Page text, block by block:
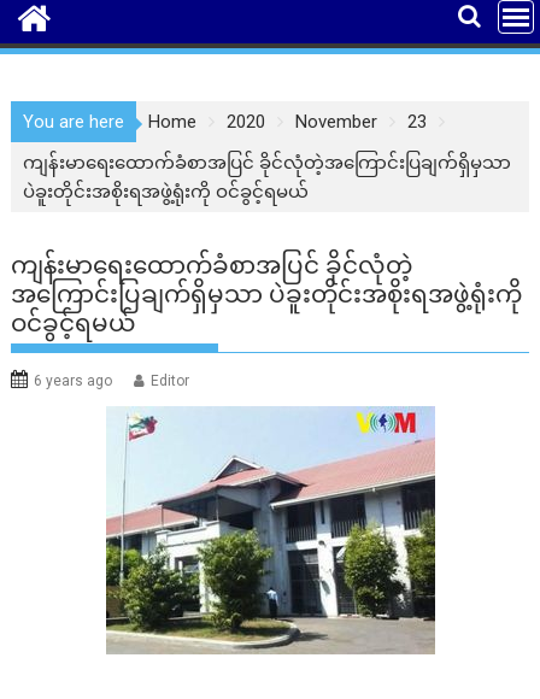
You are here Home 2020 November
23
ကျန်းမာရေးထောက်ခံစာအပြင် ခိုင်လုံတဲ့အကြောင်းပြချက်ရှိမှသာ
ပဲခူးတိုင်းအစိုးရအဖွဲ့ရုံးကို ဝင်ခွင့်ရမယ်
ကျန်းမာရေးထောက်ခံစာအပြင် ခိုင်လုံတဲ့
အကြောင်းပြချက်ရှိမှသာ ပဲခူးတိုင်းအစိုးရအဖွဲ့ရုံးကို
ဝင်ခွင့်ရမယ်
6 years ago Editor